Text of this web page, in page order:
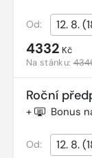
Od:
4332 Kč
Na stánku:
Roční
+ Bonus
Od: